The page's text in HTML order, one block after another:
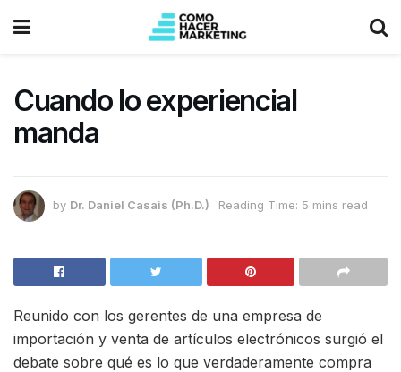
Cuando lo experiencial
manda
by Dr. Daniel Casais (Ph.D.) Reading Time: 5 mins read
Reunido con los gerentes de una empresa de
importación y venta de artículos electrónicos surgió el
debate sobre qué es lo que verdaderamente compra